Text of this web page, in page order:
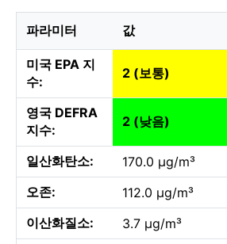
파라미터 값
미국 EPA 지
수:
2 (보통)
영국 DEFRA
지수:
2 (낮음)
일산화탄소:
170.0 µg/m³
오존:
112.0 µg/m³
이산화질소:
3.7 µg/m³